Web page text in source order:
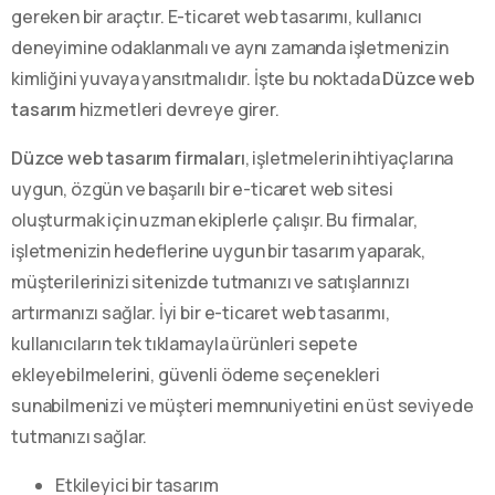
gereken bir araçtır. E-ticaret web tasarımı, kullanıcı
deneyimine odaklanmalı ve aynı zamanda işletmenizin
kimliğini yuvaya yansıtmalıdır. İşte bu noktadaDüzce web
tasarım hizmetleri devreye girer.
Düzce web tasarım firmaları, işletmelerin ihtiyaçlarına
uygun, özgün ve başarılı bir e-ticaret web sitesi
oluşturmak için uzman ekiplerle çalışır. Bu firmalar,
işletmenizin hedeflerine uygun bir tasarım yaparak,
müşterilerinizi sitenizde tutmanızı ve satışlarınızı
artırmanızı sağlar. İyi bir e-ticaret web tasarımı,
kullanıcıların tek tıklamayla ürünleri sepete
ekleyebilmelerini, güvenli ödeme seçenekleri
sunabilmenizi ve müşteri memnuniyetini en üst seviyede
tutmanızı sağlar.
Etkileyici bir tasarım